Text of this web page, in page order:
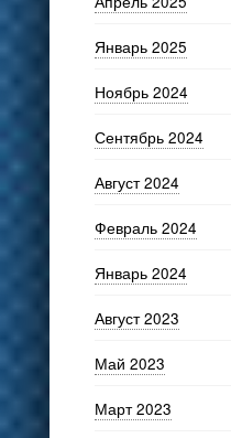
Январь 2025
Ноябрь 2024
Сентябрь 2024
Август 2024
Февраль 2024
Январь 2024
Август 2023
Май 2023
Март 2023